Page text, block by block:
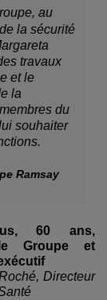
au
la sécurité
travaux
et le
la
du
souhaiter
Ramsay
60 ans,
Groupe et
Directeur